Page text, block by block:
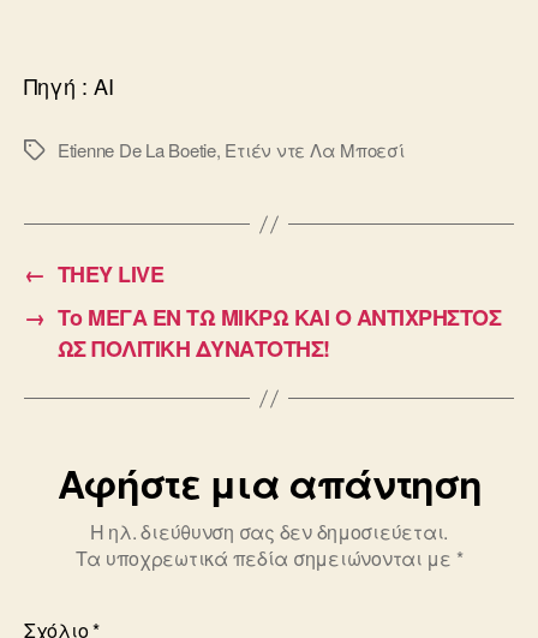
Πηγή : ΑΙ
ΕτικέτεςEtienne De La Boetie, Ετιέν ντε Λα Μποεσί
← THEY LIVE
→ Το ΜΕΓΑ ΕΝ ΤΩ ΜΙΚΡΩ ΚΑΙ Ο ΑΝΤΙΧΡΗΣΤΟΣ
ΩΣ ΠΟΛΙΤΙΚΗ ΔΥΝΑΤΟΤΗΣ!
Αφήστε μια απάντηση
Η ηλ. διεύθυνση σας δεν δημοσιεύεται.
Τα υποχρεωτικά πεδία σημειώνονται με *
Σχόλιο*